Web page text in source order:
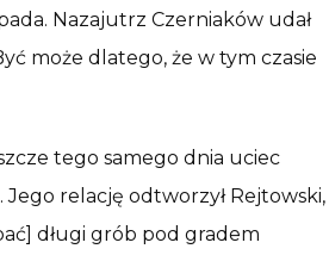
Nazajutrz Czerniaków udał
może dlatego, że w tym czasie
tego samego dnia uciec
relację odtworzył Rejtowski,
długi grób pod gradem